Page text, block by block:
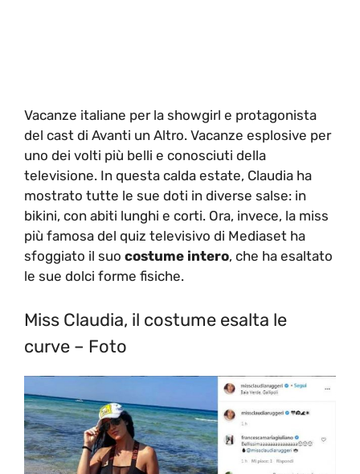
Vacanze italiane per la showgirl e protagonista
del cast di Avanti un Altro. Vacanze esplosive per
uno dei volti più belli e conosciuti della
televisione. In questa calda estate, Claudia ha
mostrato tutte le sue doti in diverse salse: in
bikini, con abiti lunghi e corti. Ora, invece, la miss
più famosa del quiz televisivo di Mediaset ha
sfoggiato il suo costume intero, che ha esaltato
le sue dolci forme fisiche.
Miss Claudia, il costume esalta le
curve – Foto